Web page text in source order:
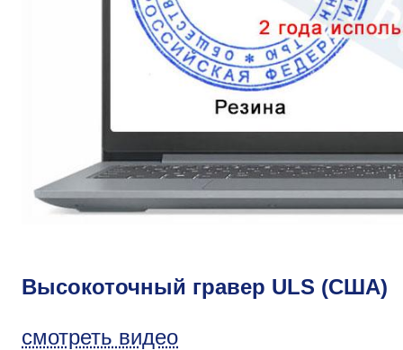
Высокоточный гравер ULS (США)
смотреть видео